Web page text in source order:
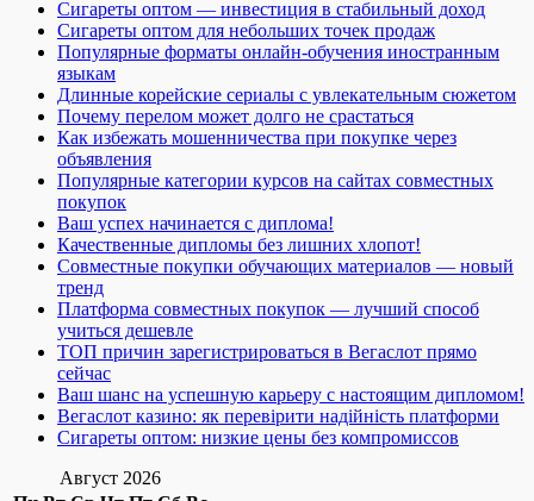
Сигареты оптом — инвестиция в стабильный доход
Сигареты оптом для небольших точек продаж
Популярные форматы онлайн-обучения иностранным
языкам
Длинные корейские сериалы с увлекательным сюжетом
Почему перелом может долго не срастаться
Как избежать мошенничества при покупке через
объявления
Популярные категории курсов на сайтах совместных
покупок
Ваш успех начинается с диплома!
Качественные дипломы без лишних хлопот!
Совместные покупки обучающих материалов — новый
тренд
Платформа совместных покупок — лучший способ
учиться дешевле
ТОП причин зарегистрироваться в Вегаслот прямо
сейчас
Ваш шанс на успешную карьеру с настоящим дипломом!
Вегаслот казино: як перевірити надійність платформи
Сигареты оптом: низкие цены без компромиссов
Август 2026